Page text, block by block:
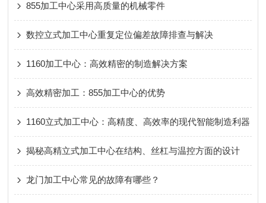
855加工中心采用高质量的机械零件
数控立式加工中心重复定位偏差故障排查与解决
1160加工中心：高效精密的制造解决方案
高效精密加工：855加工中心的优势
1160立式加工中心：高精度、高效率的现代智能制造利器
揭秘高精立式加工中心在结构、丝杠与温控方面的设计
龙门加工中心常见的故障有哪些？